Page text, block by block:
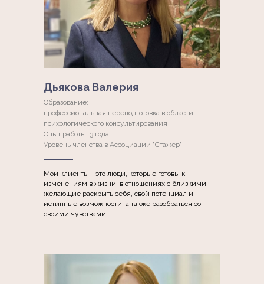
Дьякова Валерия
Образование:
профессиональная переподготовка в области
психологического консультирования
Опыт работы: 3 года
Уровень членства в Ассоциации "Стажер"
Мои клиенты - это люди, которые готовы к
изменениям в жизни, в отношениях с близкими,
желающие раскрыть себя, свой потенциал и
истинные возможности, а также разобраться со
своими чувствами.